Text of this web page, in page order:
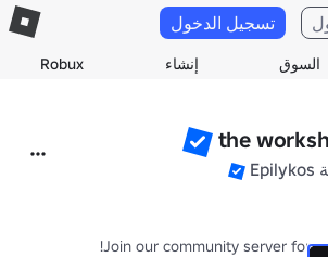
السوق إنشاء Robux
تسجيل الدخول
the
Epilykos
Join our community server for